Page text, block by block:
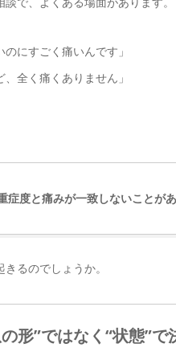
のにすごく痛いんです」
、全く痛くありません」
症度と痛みが一致しないことがあ
るのでしょうか。
形”ではなく“状態”で